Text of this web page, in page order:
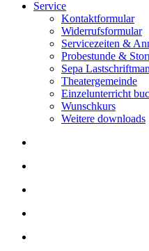
Service
Kontaktformular
Widerrufsformular
Servicezeiten &
Probestunde &
Sepa
Theatergemeinde
Einzelunterricht
Wunschkurs
Weitere downloads